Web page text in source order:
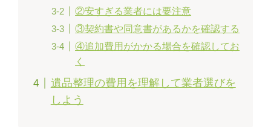
②安すぎる業者には要注意
③契約書や同意書があるかを確認する
④追加費用がかかる場合を確認してお
く
遺品整理の費用を理解して業者選びを
しよう